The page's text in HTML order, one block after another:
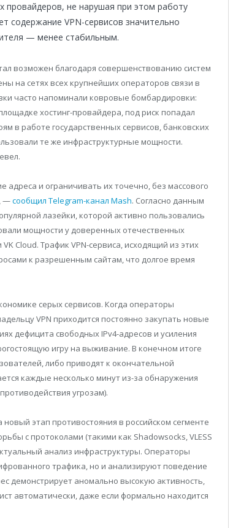
провайдеров, не нарушая при этом работу
содержание VPN-сервисов значительно
— менее стабильным.
возможен благодаря совершенствованию систем
на сетях всех крупнейших операторов связи в
часто напоминали ковровые бомбардировки:
хостинг-провайдера, под риск попадал
в работе государственных сервисов, банковских
те же инфраструктурные мощности.
и ограничивать их точечно, без массового
—сообщил Telegram-канал Mash. Согласно данным
лазейки, которой активно пользовались
мощности у доверенных отечественных
Cloud. Трафик VPN-сервиса, исходящий из этих
к разрешенным сайтам, что долгое время
серых сервисов. Когда операторы
VPN приходится постоянно закупать новые
дефицита свободных IPv4-адресов и усиления
игру на выживание. В конечном итоге
либо приводят к окончательной
каждые несколько минут из-за обнаружения
угрозам).
этап противостояния в российском сегменте
с протоколами (такими как Shadowsocks, VLESS
анализ инфраструктуры. Операторы
трафика, но и анализируют поведение
демонстрирует аномально высокую активность,
автоматически, даже если формально находится